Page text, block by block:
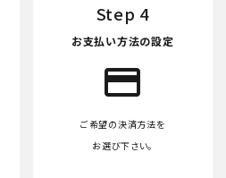
Step 4
お支払い方法の設定
credit_card
ご希望の決済方法を
お選び下さい。